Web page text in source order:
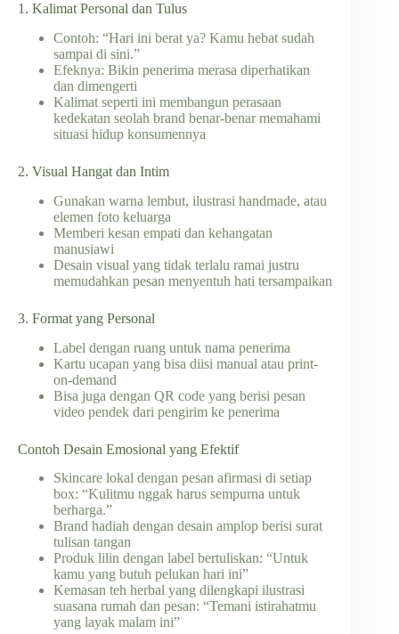
1. Kalimat Personal dan Tulus
Contoh: “Hari ini berat ya? Kamu hebat sudah
sampai di sini.”
Efeknya: Bikin penerima merasa diperhatikan
dan dimengerti
Kalimat seperti ini membangun perasaan
kedekatan seolah brand benar-benar memahami
situasi hidup konsumennya
2. Visual Hangat dan Intim
Gunakan warna lembut, ilustrasi handmade, atau
elemen foto keluarga
Memberi kesan empati dan kehangatan
manusiawi
Desain visual yang tidak terlalu ramai justru
memudahkan pesan menyentuh hati tersampaikan
3. Format yang Personal
Label dengan ruang untuk nama penerima
Kartu ucapan yang bisa diisi manual atau print-
on-demand
Bisa juga dengan QR code yang berisi pesan
video pendek dari pengirim ke penerima
Contoh Desain Emosional yang Efektif
Skincare lokal dengan pesan afirmasi di setiap
box: “Kulitmu nggak harus sempurna untuk
berharga.”
Brand hadiah dengan desain amplop berisi surat
tulisan tangan
Produk lilin dengan label bertuliskan: “Untuk
kamu yang butuh pelukan hari ini”
Kemasan teh herbal yang dilengkapi ilustrasi
suasana rumah dan pesan: “Temani istirahatmu
yang layak malam ini”